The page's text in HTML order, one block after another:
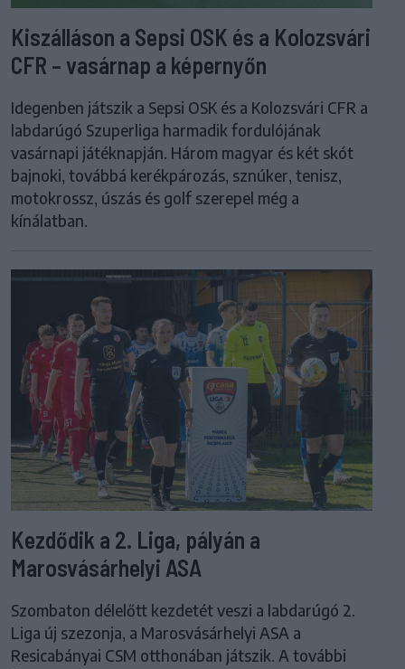
Kiszálláson a Sepsi OSK és a Kolozsvári
CFR – vasárnap a képernyőn
Idegenben játszik a Sepsi OSK és a Kolozsvári CFR a
labdarúgó Szuperliga harmadik fordulójának
vasárnapi játéknapján. Három magyar és két skót
bajnoki, továbbá kerékpározás, sznúker, tenisz,
motokrossz, úszás és golf szerepel még a
kínálatban.
Kezdődik a 2. Liga, pályán a
Marosvásárhelyi ASA
Szombaton délelőtt kezdetét veszi a labdarúgó 2.
Liga új szezonja, a Marosvásárhelyi ASA a
Resicabányai CSM otthonában játszik. A további